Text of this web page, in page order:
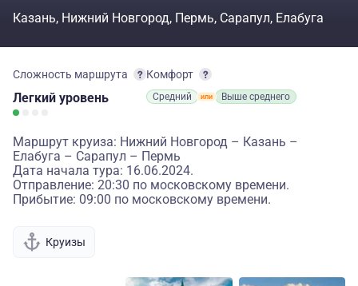
Казань Нижний Новгород Пермь Сарапул Елабуга
Сложность маршрута
Легкий уровень
Комфорт
Средний Выше среднего
Маршрут круиза: Нижний Новгород – Казань –
Елабуга – Сарапул – Пермь
Дата начала тура: 16.06.2024.
Отправление: 20:30 по московскому времени.
Прибытие: 09:00 по московскому времени.
Круизы